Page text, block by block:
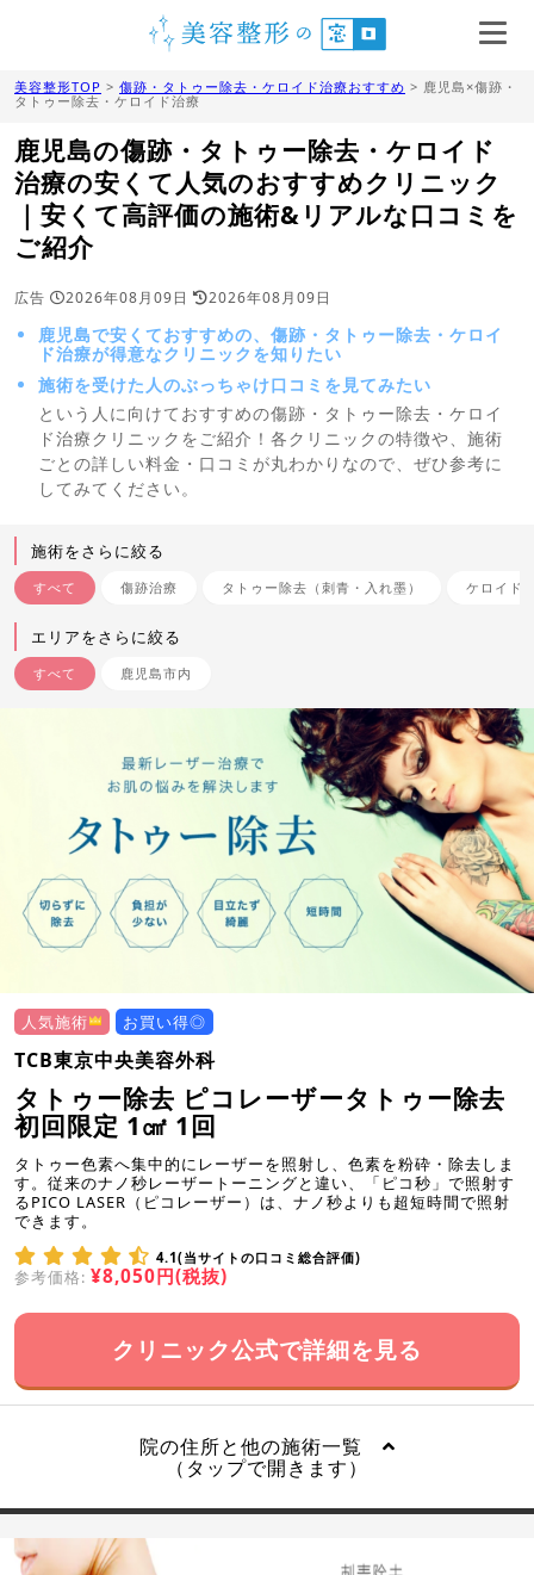
美容整形TOP > 傷跡・タトゥー除去・ケロイド治療おすすめ > 鹿児島×傷跡・
タトゥー除去・ケロイド治療
鹿児島の傷跡・タトゥー除去・ケロイド
治療の安くて人気のおすすめクリニック
｜安くて高評価の施術&リアルな口コミを
ご紹介
広告 2026年08月09日 2026年08月09日
鹿児島で安くておすすめの、傷跡・タトゥー除去・ケロイ
ド治療が得意なクリニックを知りたい
施術を受けた人のぶっちゃけ口コミを見てみたい
という人に向けておすすめの傷跡・タトゥー除去・ケロイ
ド治療クリニックをご紹介！各クリニックの特徴や、施術
ごとの詳しい料金・口コミが丸わかりなので、ぜひ参考に
してみてください。
施術をさらに絞る
すべて 傷跡治療 タトゥー除去（刺青・入れ墨） ケロイド
エリアをさらに絞る
すべて 鹿児島市内
人気施術 お買い得◎
TCB東京中央美容外科
タトゥー除去 ピコレーザータトゥー除去
初回限定 1㎠ 1回
タトゥー色素へ集中的にレーザーを照射し、色素を粉砕・除去しま
す。従来のナノ秒レーザートーニングと違い、「ピコ秒」で照射す
るPICO LASER（ピコレーザー）は、ナノ秒よりも超短時間で照射
できます。
4.1(当サイトの口コミ総合評価)
参考価格: ¥8,050円(税抜)
クリニック公式で詳細を見る
院の住所と他の施術一覧
（タップで開きます）